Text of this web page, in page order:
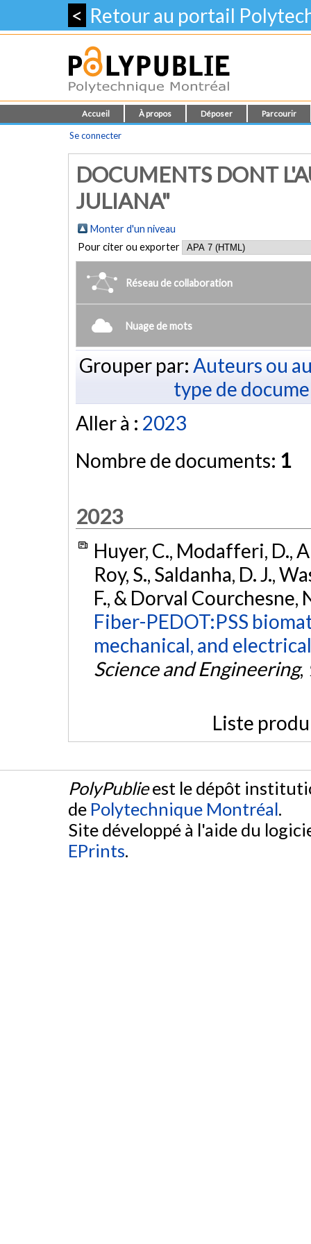
< Retour au portail
Accueil À propos Déposer Parcourir
Se connecter
DOCUMENTS DONT
JULIANA"
Monter d'un niveau
Pour citer ou exporter
Réseau de collaboration
Nuage de mots
Grouper par: Auteurs ou
type de
Aller à : 2023
Nombre de documents: 1
2023
Huyer, C., Modafferi, D.,
Roy, S., Saldanha, D. J.,
F., & Dorval Courchesne,
Fiber-PEDOT:PSS
mechanical, and
Science and Engineering,
Liste
PolyPublieest le dépôt
de Polytechnique Montréal.
Site développé à l'aide du
EPrints.